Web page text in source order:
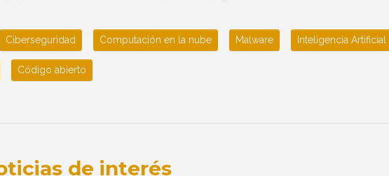
Ciberseguridad Computación en la nube Malware Inteligencia Artificial
Código abierto
de interés